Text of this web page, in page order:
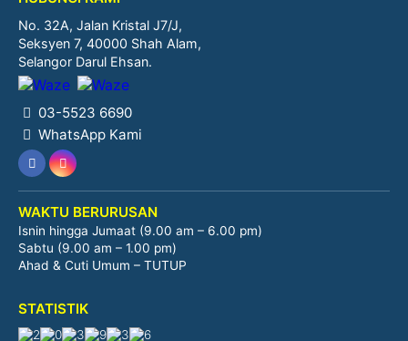
No. 32A, Jalan Kristal J7/J,
Seksyen 7, 40000 Shah Alam,
Selangor Darul Ehsan.
03-5523 6690
WhatsApp Kami
WAKTU BERURUSAN
Isnin hingga Jumaat (9.00 am – 6.00 pm)
Sabtu (9.00 am – 1.00 pm)
Ahad & Cuti Umum – TUTUP
STATISTIK